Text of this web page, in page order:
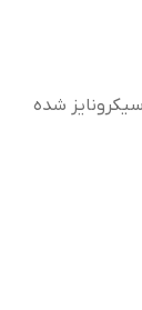
اورتان سیکرونایز شده